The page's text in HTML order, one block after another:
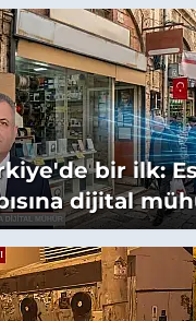
bir ilk:
dijital